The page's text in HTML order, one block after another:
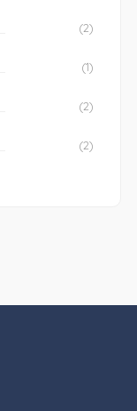
(2)
(1)
(2)
(2)